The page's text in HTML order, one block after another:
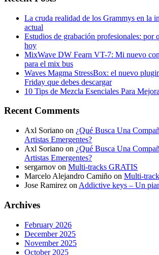
La cruda realidad de los Grammys en la
actual
Estudios de grabación profesionales: por
hoy
MixWave DW Fearn VT-7: Mi nuevo
para el mix bus
Waves Magma StressBox: el nuevo
Friday que debes descargar
10 Tips de Mezcla Esenciales Para
Recent Comments
Axl Soriano on ¿Qué Busca Una
Artistas Emergentes?
Axl Soriano on ¿Qué Busca Una
Artistas Emergentes?
sergarnov on Multi-tracks GRATIS
Marcelo Alejandro Camiño on Multi-
Jose Ramirez on Addictive keys – Un
Archives
February 2026
December 2025
November 2025
October 2025